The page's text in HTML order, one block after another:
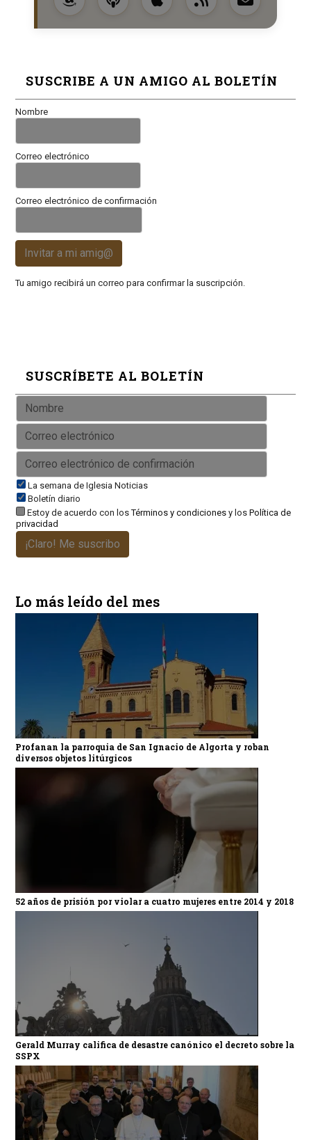
SUSCRIBE A UN AMIGO AL BOLETÍN
Nombre
Correo electrónico
Correo electrónico de confirmación
Invitar a mi amig@
Tu amigo recibirá un correo para confirmar la suscripción.
SUSCRÍBETE AL BOLETÍN
La semana de Iglesia Noticias
Boletín diario
Estoy de acuerdo con losTérminos y condicionesy los Política de
privacidad
¡Claro! Me suscribo
Lo más leído del mes
Profanan la parroquia de San Ignacio de Algorta y roban
diversos objetos litúrgicos
52 años de prisión por violar a cuatro mujeres entre 2014 y 2018
Gerald Murray califica de desastre canónico el decreto sobre la
SSPX